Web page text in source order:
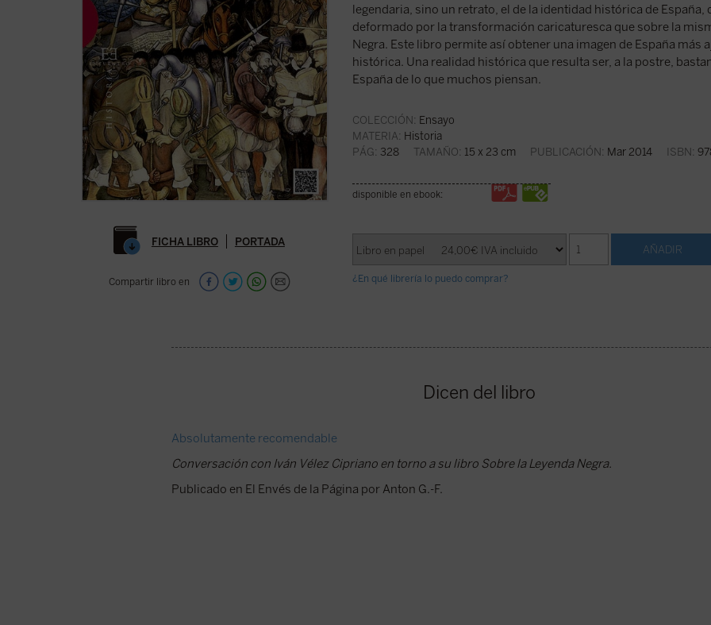
FICHA LIBRO PORTADA
Compartir libro en
legendaria, sino un retrato, el de la identidad histórica de España,
deformado por la transformación caricaturesca que sobre la
Negra. Este libro permite así obtener una imagen de España más
histórica. Una realidad histórica que resulta ser, a la postre,
España de lo que muchos piensan.
COLECCIÓN: Ensayo
MATERIA: Historia
PÁG: 328 TAMAÑO: 15 x 23 cm PUBLICACIÓN: Mar 2014 ISBN:
disponible en ebook:
¿En qué librería lo puedo comprar?
Dicen del libro
Absolutamente recomendable
Conversación con Iván Vélez Cipriano en torno a su libro Sobre la Leyenda Negra.
Publicado en El Envés de la Página por Anton G.-F.